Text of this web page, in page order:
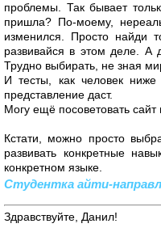
проблемы. Так бывает
пришла? По-моему,
изменился. Просто найди
развивайся в этом деле. А
Трудно выбирать, не зная
И тесты, как человек
представление даст.
Могу ещё посоветовать сайт
Кстати, можно просто
развивать конкретные
конкретном языке.
Студентка айти-
Здравствуйте, Данил!